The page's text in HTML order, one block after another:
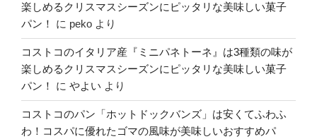
楽しめるクリスマスシーズンにピッタリな美味しい菓子
パン！
に peko より
コストコのイタリア産『ミニパネトーネ』は3種類の味が
楽しめるクリスマスシーズンにピッタリな美味しい菓子
パン！
に やよい より
コストコのパン「ホットドックバンズ」は安くてふわふ
わ！コスパに優れたゴマの風味が美味しいおすすめパ